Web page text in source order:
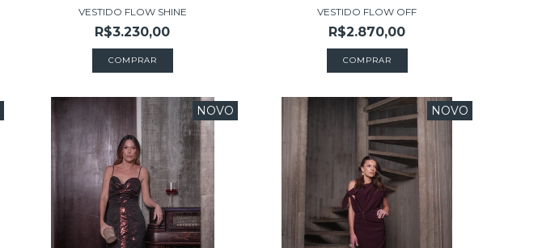
VESTIDO FLOW SHINE
R$3.230,00
COMPRAR
VESTIDO FLOW OFF
R$2.870,00
COMPRAR
NOVO NOVO